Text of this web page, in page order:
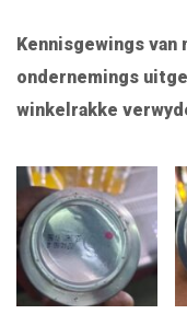
Kennisgewings van
ondernemings
winkelrakke